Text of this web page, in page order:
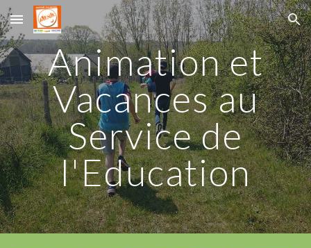
Skip to main content Skip to navigation
Animation et
Vacances au
Service de
l'Education